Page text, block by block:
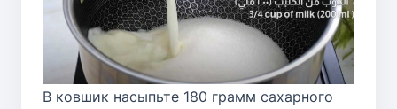
В ковшик насыпьте 180 грамм сахарного